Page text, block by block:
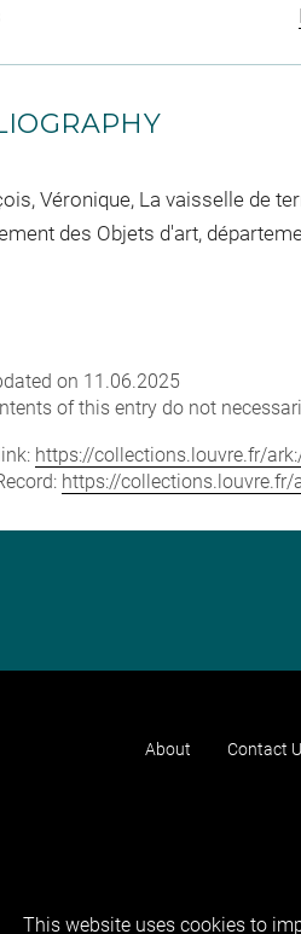
Véronique, La vaisselle de
des Objets d'art,
on 11.06.2025
of this entry do not
https://collections.louvre.fr/
https://
About Contact
This website uses cookies to